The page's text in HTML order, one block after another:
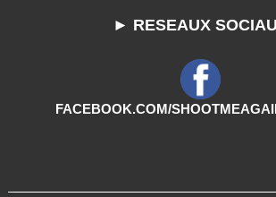
► RESEAUX
FACEBOOK.COM/